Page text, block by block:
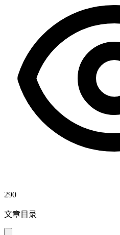
290
文章目录